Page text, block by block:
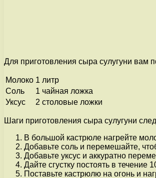
Для приготовления сыра сулугуни вам
Молоко 1 литр
Соль
1 чайная ложка
Уксус
2 столовые ложки
Шаги приготовления сыра сулугуни
В большой кастрюле нагрейте
Добавьте соль и перемешайте,
Добавьте уксус и аккуратно
Дайте сгустку постоять в течение
Поставьте кастрюлю на огонь и